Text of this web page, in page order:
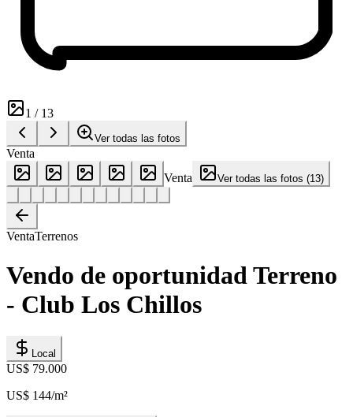
1 / 13
Ver todas las fotos
Venta
Venta
Ver todas las fotos (13)
VentaTerrenos
Vendo de oportunidad Terreno
- Club Los Chillos
Local
US$ 79.000
US$ 144/m²